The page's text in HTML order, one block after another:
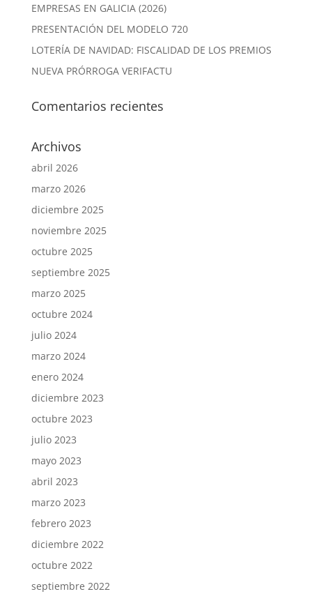
EMPRESAS EN GALICIA (2026)
PRESENTACIÓN DEL MODELO 720
LOTERÍA DE NAVIDAD: FISCALIDAD DE LOS PREMIOS
NUEVA PRÓRROGA VERIFACTU
Comentarios recientes
Archivos
abril 2026
marzo 2026
diciembre 2025
noviembre 2025
octubre 2025
septiembre 2025
marzo 2025
octubre 2024
julio 2024
marzo 2024
enero 2024
diciembre 2023
octubre 2023
julio 2023
mayo 2023
abril 2023
marzo 2023
febrero 2023
diciembre 2022
octubre 2022
septiembre 2022